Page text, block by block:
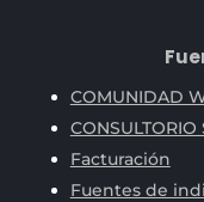
COMUNIDAD
CONSULTORIO
Facturación
Fuentes de